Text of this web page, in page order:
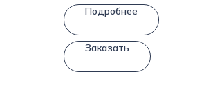
Подробнее
Заказать